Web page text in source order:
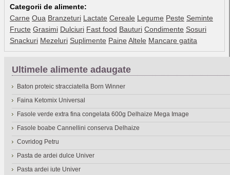
Categorii de alimente:
Carne Oua Branzeturi Lactate Cereale Legume Peste Seminte
Fructe Grasimi Dulciuri Fast food Bauturi Condimente Sosuri
Snackuri Mezeluri Suplimente Paine Altele Mancare gatita
Ultimele alimente adaugate
Baton proteic stracciatella Born Winner
Faina Ketomix Universal
Fasole verde extra fina congelata 600g Delhaize Mega Image
Fasole boabe Cannellini conserva Delhaize
Covridog Petru
Pasta de ardei dulce Univer
Pasta ardei iute Univer